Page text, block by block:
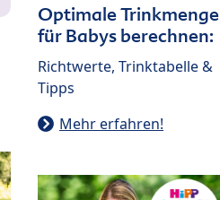
Optimale Trinkmenge
für Babys berechnen:
Richtwerte, Trinktabelle &
Tipps
Mehr erfahren!